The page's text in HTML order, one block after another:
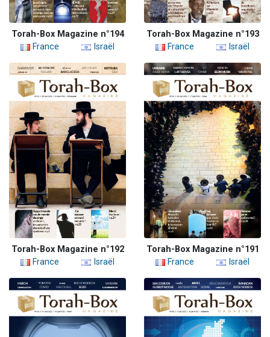
Torah-Box Magazine n°194
France
Israël
Torah-Box Magazine n°193
France
Israël
Torah-Box Magazine n°192
France
Israël
Torah-Box Magazine n°191
France
Israël